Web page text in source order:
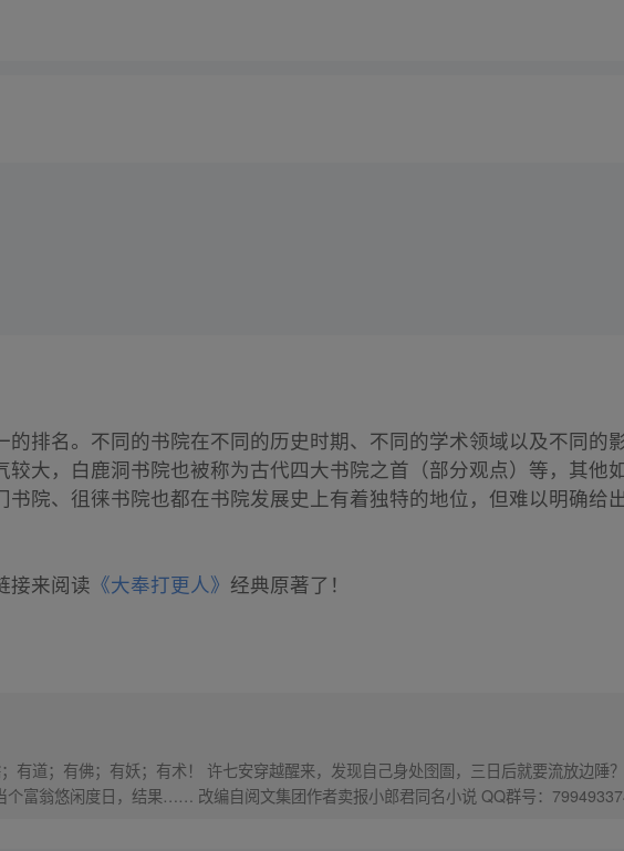
排名。不同的书院在不同的历史时期、不同的学术领域以及不同的
大，白鹿洞书院也被称为古代四大书院之首（部分观点）等，其他如
院、徂徕书院也都在书院发展史上有着独特的地位，但难以明确给
接来阅读 《大奉打更人》 经典原著了！
有道；有佛；有妖；有术！ 许七安穿越醒来，发现自己身处囹圄，三日后就要流放边陲
个富翁悠闲度日，结果…… 改编自阅文集团作者卖报小郎君同名小说 QQ群号：